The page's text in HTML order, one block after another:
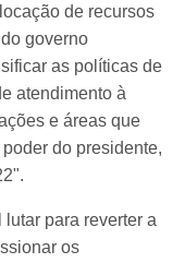
de recursos
governo
as políticas de
atendimento à
e áreas que
do presidente,
para reverter a
os